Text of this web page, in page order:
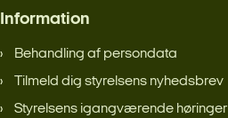
Information
Behandling af persondata
Tilmeld dig styrelsens nyhedsbrev
Styrelsens igangværende høringer